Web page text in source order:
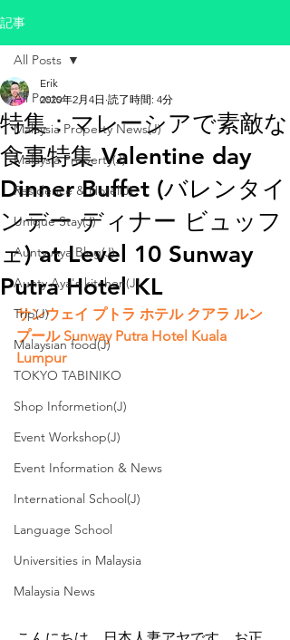
記事
All Posts
Malaysia Property News(J)
Malaysia Property(J)
Residence & Hotel(J)
Unique Stay(J)
Aunty Aya Blog(J)
Aunty Aya's kitchen(J)
Trip(J)
Malaysian food(J)
TOKYO TABINIKO
Shop Informetion(J)
Event Workshop(J)
Event Information & News
International School(J)
Language School
Universities in Malaysia
Malaysia News
All Posts
特集：マレーシアで素敵な
食事特集 Valentine day
Dinner Buffet (バレンタイ
ンデー ディナー ビュッフ
ェ) at Level 10 Sunway
Putra Hotel KL
Erik
2020年2月4日 読了時間: 4分
サンウェイ プトラ ホテル クアラ ルン
プール Sunway Putra Hotel Kuala
Lumpur